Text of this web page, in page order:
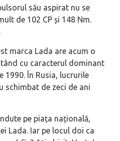
său aspirat nu se
de 102 CP și 148 Nm.
marca Lada are acum o
cu caracterul dominant
1990. În Rusia, lucrurile
schimbat de zeci de ani
pe piața națională,
Lada. Iar pe locul doi ca